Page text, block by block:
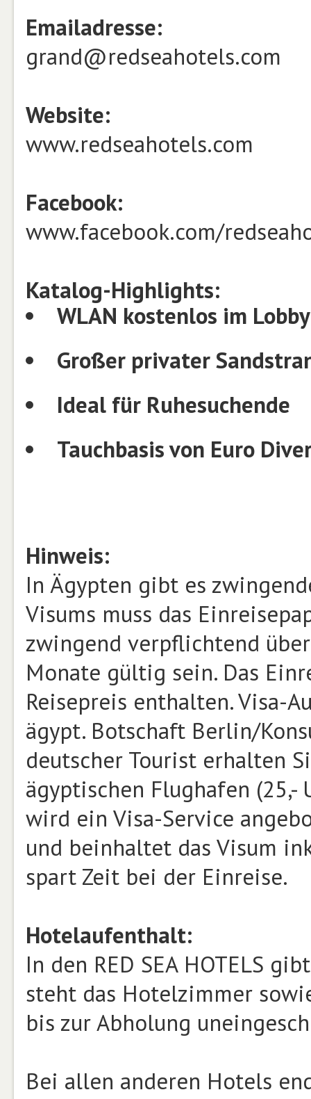
Emailadresse:
grand@redseahotels.com
Website:
www.redseahotels.com
Facebook:
www.facebook.com/
Katalog-Highlights:
WLAN kostenlos im
Großer privater
Ideal für Ruhesuchende
Tauchbasis von Euro
Hinweis:
In Ägypten gibt es
Visums muss das
zwingend verpflichtend
Monate gültig sein. Das
Reisepreis enthalten. Visa-
ägypt. Botschaft Berlin/
deutscher Tourist erhalten
ägyptischen Flughafen (25,-
wird ein Visa-Service
und beinhaltet das Visum
spart Zeit bei der Einreise.
Hotelaufenthalt:
In den RED SEA HOTELS
steht das Hotelzimmer
bis zur Abholung
Bei allen anderen Hotels